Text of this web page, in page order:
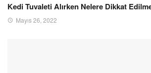
Kedi Tuvaleti Alırken Nelere Dikkat
Mayıs 26, 2022